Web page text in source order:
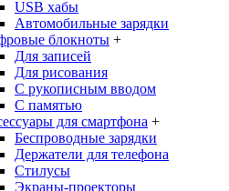
USB хабы
Автомобильные зарядки
блокноты +
Для записей
Для рисования
С рукописным вводом
С памятью
для смартфона +
Беспроводные зарядки
Держатели для телефона
Стилусы
Экраны-проекторы